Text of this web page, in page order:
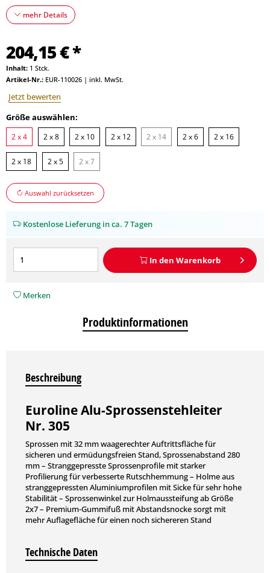
mehr Details
204,15 € *
Inhalt: 1 Stck.
Artikel-Nr.: EUR-110026 | inkl. MwSt.
Jetzt bewerten
Größe auswählen:
2 x 4 2 x 8 2 x 10 2 x 12 2 x 14 2 x 6 2 x 16
2 x 18 2 x 5 2 x 7
Auswahl zurücksetzen
Kostenlose Lieferung in ca. 7 Tagen
In den Warenkorb
Merken
Produktinformationen
Beschreibung
Euroline Alu-Sprossenstehleiter
Nr. 305
Sprossen mit 32 mm waagerechter Auftrittsfläche für
sicheren und ermüdungsfreien Stand, Sprossenabstand 280
mm – Stranggepresste Sprossenprofile mit starker
Profilierung für verbesserte Rutschhemmung – Holme aus
stranggepressten Aluminiumprofilen mit Sicke für sehr hohe
Stabilität – Sprossenwinkel zur Holmaussteifung ab Größe
2x7 – Premium-Gummifuß mit Abstandsnocke sorgt mit
mehr Auflagefläche für einen noch sichereren Stand
Technische Daten